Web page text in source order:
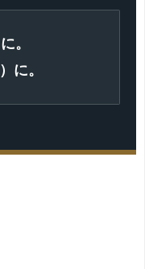
。
に。